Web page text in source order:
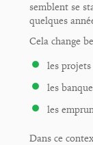
semblent se
quelques
Cela change
les
les
les
Dans ce